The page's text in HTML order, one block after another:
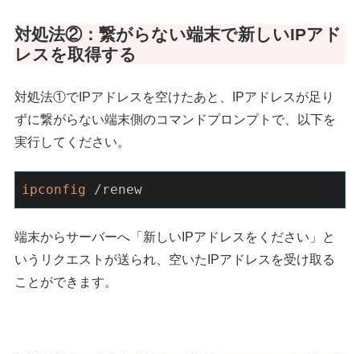
対処法②：繋がらない端末で新しいIPアド
レスを取得する
対処法①でIPアドレスを空けたあと、IPアドレスが足り
ずに繋がらない端末側のコマンドプロンプトで、以下を
実行してください。
ipconfig /renew
端末からサーバーへ「新しいIPアドレスをください」と
いうリクエストが送られ、空いたIPアドレスを受け取る
ことができます。